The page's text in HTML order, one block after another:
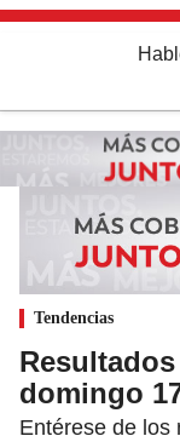
Tendencias
domingo
Entérese de los